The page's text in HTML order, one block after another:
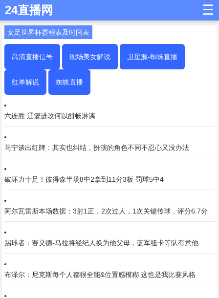
24直播网 ☰
女足世界杯赛程表及时间表
高清直播信号 现场美女解说 卫星源-蜘蛛直播
红单解说 蜘蛛直播
六连胜 辽篮进攻何以酣畅淋漓
马宁谈出红牌：其实也纠结，扮演的角色不同不忍心又没办法
破坏力十足！彼得森半场8中2拿到11分3板 罚球5中4
阿尔瓦雷斯本场数据：3射1正，2次过人，1次关键传球，评分6.7分
踢球者：赛义德-马拉将经纪人换为他父母，蓝军纽卡等队有意他
布泽尔：尼克斯每个人都很全能&位置感模糊 这也是我比赛风格